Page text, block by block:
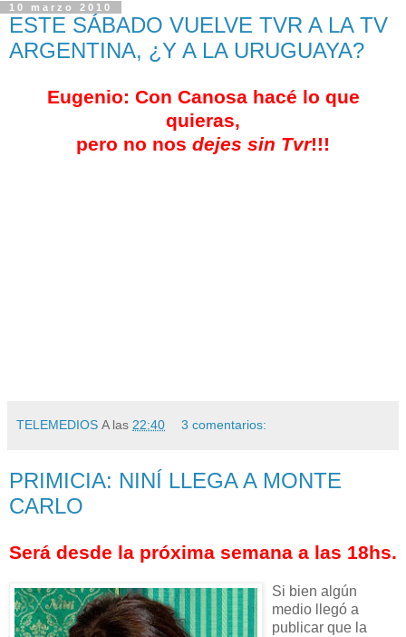
10 marzo 2010
ESTE SÁBADO VUELVE TVR A LA TV
ARGENTINA, ¿Y A LA URUGUAYA?
Eugenio: Con Canosa hacé lo que
quieras,
pero no nos dejes sin Tvr!!!
TELEMEDIOS A las 22:40 3 comentarios:
PRIMICIA: NINÍ LLEGA A MONTE
CARLO
Será desde la próxima semana a las 18hs.
Si bien algún
medio llegó a
publicar que la